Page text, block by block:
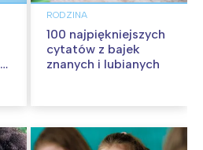
RODZINA
100 najpiękniejszych
cytatów z bajek
znanych i lubianych